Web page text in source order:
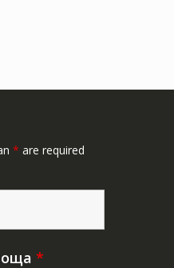
* are required
*